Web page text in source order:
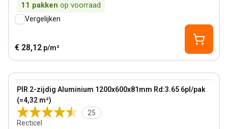
11 pakken op voorraad
Vergelijken
€ 28,12 p/m²
PIR 2-zijdig Aluminium 1200x600x81mm Rd:3.65 6pl/pak
(=4,32 m²)
25
Recticel
View product